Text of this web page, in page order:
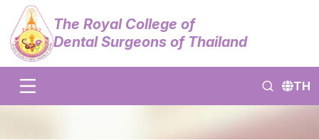
The Royal College of
Dental Surgeons of Thailand
TH